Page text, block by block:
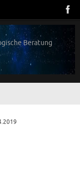
Beratung